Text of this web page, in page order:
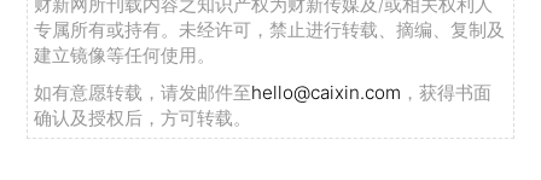
专属所有或持有。未经许可，禁止进行转载、摘编、复制及
建立镜像等任何使用。
如有意愿转载，请发邮件至hello@caixin.com ，获得书面
确认及授权后，方可转载。